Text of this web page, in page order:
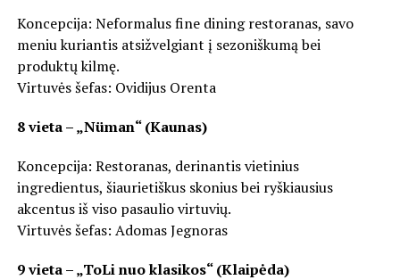
Koncepcija: Neformalus fine dining restoranas, savo
meniu kuriantis atsižvelgiant į sezoniškumą bei
produktų kilmę.
Virtuvės šefas: Ovidijus Orenta
8 vieta – „Nüman“ (Kaunas)
Koncepcija: Restoranas, derinantis vietinius
ingredientus, šiaurietiškus skonius bei ryškiausius
akcentus iš viso pasaulio virtuvių.
Virtuvės šefas: Adomas Jegnoras
9 vieta – „ToLi nuo klasikos“ (Klaipėda)